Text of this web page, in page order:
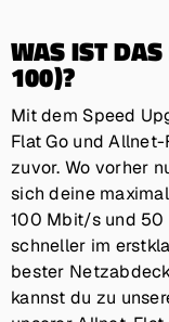
WAS IST
100)?
Mit dem Speed
Flat Go und
zuvor. Wo vorher
sich deine
100 Mbit/s und 50
schneller im
bester
kannst du zu